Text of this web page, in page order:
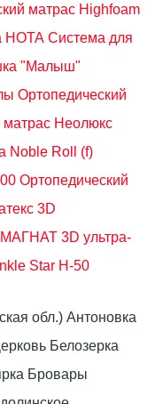
матрас Highfoam
НОТА Система для
"Малыш"
Ортопедический
матрас Неолюкс
Noble Roll (f)
Ортопедический
3D
3D ультра-
Star H-50
обл.) Антоновка
Белозерка
Бровары